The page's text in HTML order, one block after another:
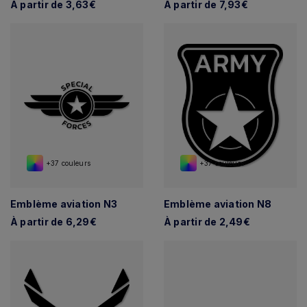
À partir de 3,63€ À partir de 7,93€
+37 couleurs
Emblème aviation N3
À partir de 6,29€
+37 couleurs
Emblème aviation N8
À partir de 2,49€